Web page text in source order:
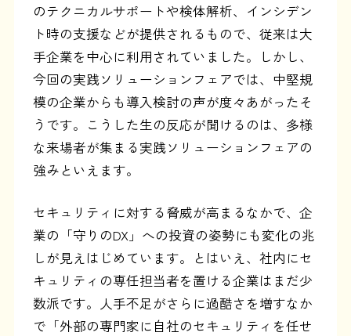
のテクニカルサポートや検体解析、インシデン
ト時の支援などが提供されるもので、従来は大
手企業を中心に利用されていました。しかし、
今回の実践ソリューションフェアでは、中堅規
模の企業からも導入検討の声が度々あがったそ
うです。こうした生の反応が聞けるのは、多様
な来場者が集まる実践ソリューションフェアの
強みといえます。
セキュリティに対する脅威が高まるなかで、企
業の「守りのDX」への投資の姿勢にも変化の兆
しが見えはじめています。とはいえ、社内にセ
キュリティの専任担当者を置ける企業はまだ少
数派です。人手不足がさらに過酷さを増すなか
で「外部の専門家に自社のセキュリティを任せ